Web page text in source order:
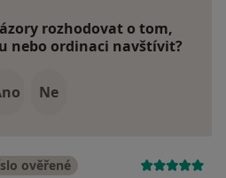
rozhodovat o tom,
nebo ordinaci navštívit?
Ne
ověřené